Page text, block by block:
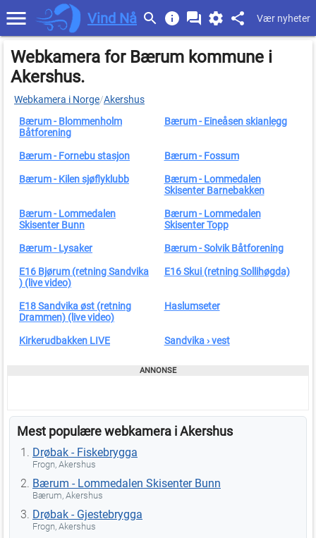
Vind Nå Vær nyheter
Webkamera for Bærum kommune i
Akershus.
Webkamera i Norge/Akershus
Bærum - Blommenholm
Båtforening
Bærum - Eineåsen skianlegg
Bærum - Fornebu stasjon Bærum - Fossum
Bærum - Kilen sjøflyklubb
Bærum - Lommedalen
Skisenter Barnebakken
Bærum - Lommedalen
Skisenter Bunn
Bærum - Lommedalen
Skisenter Topp
Bærum - Lysaker Bærum - Solvik Båtforening
E16 Bjørum (retning Sandvika
) (live video)
E16 Skui (retning Sollihøgda)
E18 Sandvika øst (retning
Drammen) (live video)
Haslumseter
Kirkerudbakken LIVE Sandvika › vest
Mest populære webkamera i Akershus
Drøbak - Fiskebrygga
Frogn, Akershus
Bærum - Lommedalen Skisenter Bunn
Bærum, Akershus
Drøbak - Gjestebrygga
Frogn, Akershus